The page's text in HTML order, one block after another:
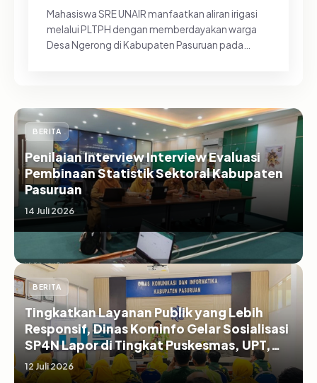
Mahasiswa SRE UNAIR manfaatkan aliran irigasi
melalui PLTPH dengan memberdayakan warga
Desa Ngerong di Kabupaten Pasuruan pada
BERITA
Penilaian Interview Interview Evaluasi
Pembinaan Statistik Sektoral Kabupaten
Pasuruan
14 Juli 2026
BERITA
Tingkatkan Layanan Publik yang Lebih
Responsif, Dinas Kominfo Gelar Sosialisasi
SP4N Lapor di Tingkat Puskesmas, UPT,
serta SD/SMP di Kabupaten Pasuruan
12 Juli 2026